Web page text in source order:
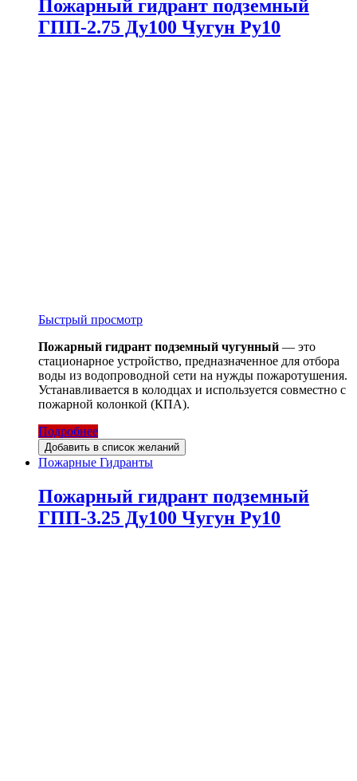
Пожарный гидрант подземный
ГПП-2.75 Ду100 Чугун Ру10
Быстрый просмотр
Пожарный гидрант подземный чугунный — это
стационарное устройство, предназначенное для отбора
воды из водопроводной сети на нужды пожаротушения.
Устанавливается в колодцах и используется совместно с
пожарной колонкой (КПА).
Подробнее
Добавить в список желаний
Пожарные Гидранты
Пожарный гидрант подземный
ГПП-3.25 Ду100 Чугун Ру10